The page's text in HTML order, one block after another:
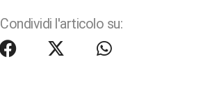
Condividi l'articolo su: